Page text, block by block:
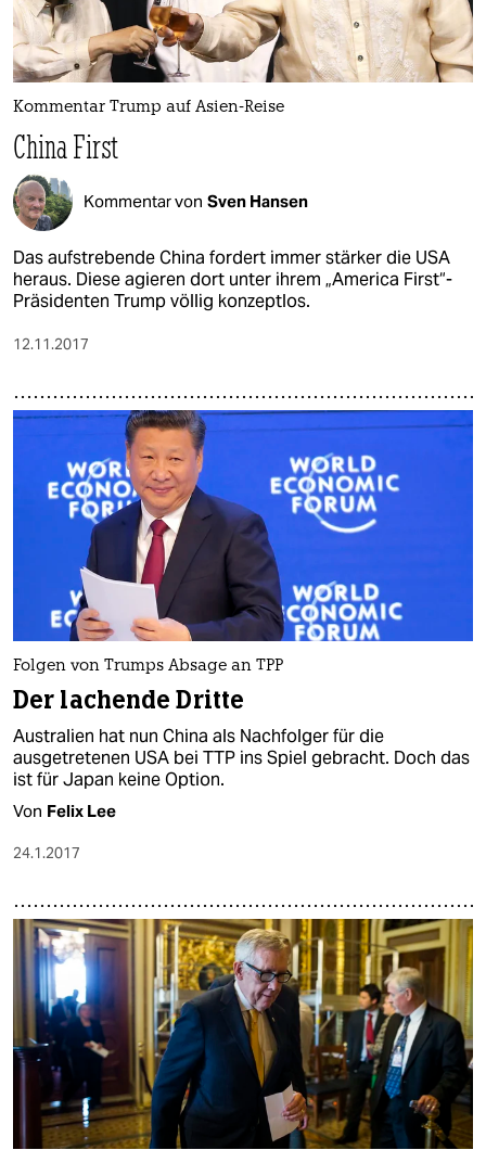
Kommentar Trump auf Asien-Reise
China First
Kommentar von Sven Hansen
Das aufstrebende China fordert immer stärker die USA
heraus. Diese agieren dort unter ihrem „America First“-
Präsidenten Trump völlig konzeptlos.
12.11.2017
Folgen von Trumps Absage an TPP
Der lachende Dritte
Australien hat nun China als Nachfolger für die
ausgetretenen USA bei TTP ins Spiel gebracht. Doch das
ist für Japan keine Option.
Von Felix Lee
24.1.2017